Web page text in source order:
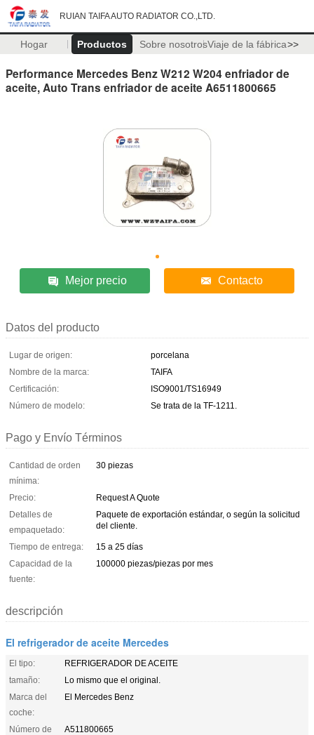
RUIAN TAIFA AUTO RADIATOR CO.,LTD.
Hogar Productos Sobre nosotrosViaje de la fábrica>>
Performance Mercedes Benz W212 W204 enfriador de
aceite, Auto Trans enfriador de aceite A6511800665
Mejor precio Contacto
Datos del producto
Lugar de origen:
porcelana
Nombre de la marca:
TAIFA
Certificación:
ISO9001/TS16949
Número de modelo:
Se trata de la TF-1211.
Pago y Envío Términos
Cantidad de orden
mínima:
30 piezas
Precio:
Request A Quote
Detalles de
empaquetado:
Paquete de exportación estándar, o según la solicitud
del cliente.
Tiempo de entrega:
15 a 25 días
Capacidad de la
fuente:
100000 piezas/piezas por mes
descripción
El refrigerador de aceite Mercedes
El tipo:
REFRIGERADOR DE ACEITE
tamaño:
Lo mismo que el original.
Marca del
coche:
El Mercedes Benz
Número de
A511800665